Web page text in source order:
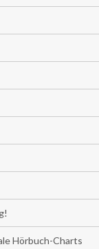
Hörbuch-Charts